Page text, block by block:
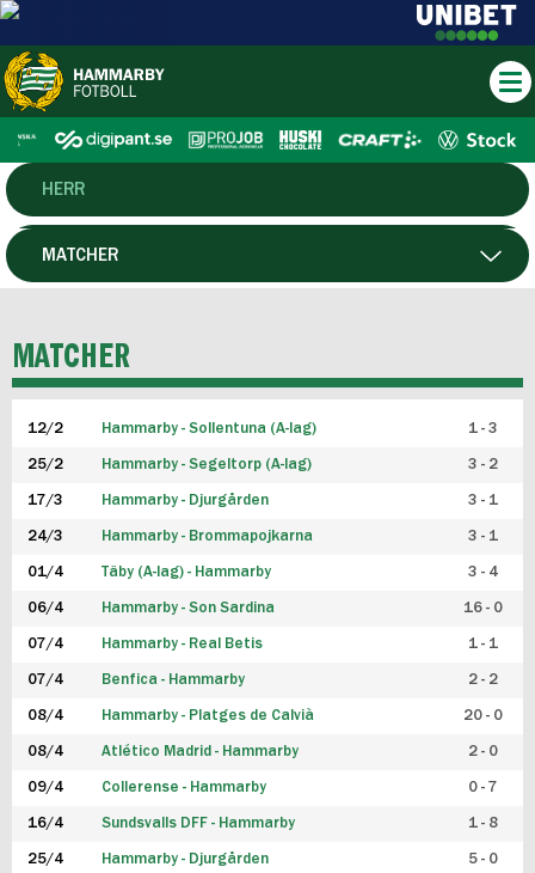
HERR
DAM
P19
F19
FUTSAL HERR
FUTSAL DAM
MATCHER
MATCHER
12/2 Hammarby - Sollentuna (A-lag) 1 - 3
25/2 Hammarby - Segeltorp (A-lag) 3 - 2
17/3 Hammarby - Djurgården 3 - 1
24/3 Hammarby - Brommapojkarna 3 - 1
01/4 Täby (A-lag) - Hammarby 3 - 4
06/4 Hammarby - Son Sardina 16 - 0
07/4 Hammarby - Real Betis 1 - 1
07/4 Benfica - Hammarby 2 - 2
08/4 Hammarby - Platges de Calvià 20 - 0
08/4 Atlético Madrid - Hammarby 2 - 0
09/4 Collerense - Hammarby 0 - 7
16/4 Sundsvalls DFF - Hammarby 1 - 8
25/4 Hammarby - Djurgården 5 - 0